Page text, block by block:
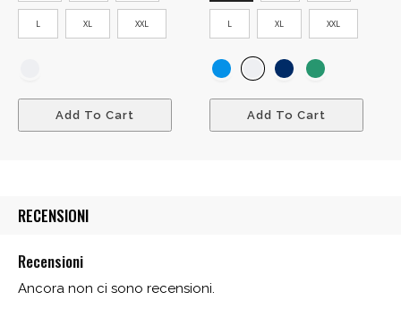
L XL XXL
Add To Cart
L XL XXL
Add To Cart
RECENSIONI
Recensioni
Ancora non ci sono recensioni.